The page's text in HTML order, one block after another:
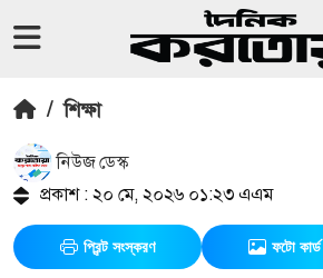
/ শিক্ষা
নিউজ ডেস্ক
প্রকাশ : ২০ মে, ২০২৬ ০১:২৩ এএম
প্রিন্ট সংস্করণ ফটো কার্ড